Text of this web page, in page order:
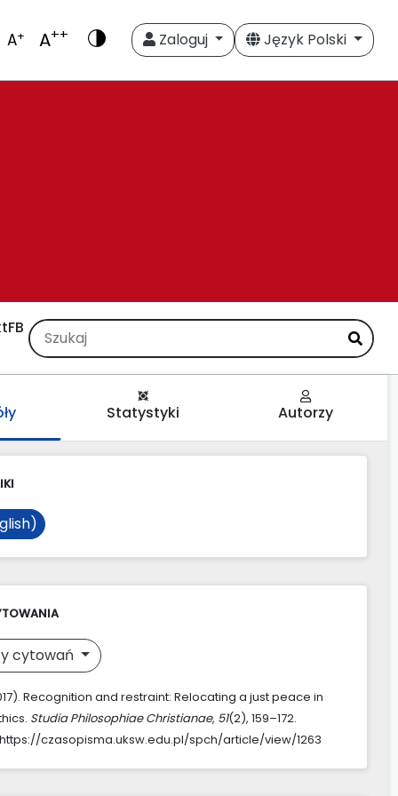
A+ A++ Zaloguj Język Polski
FB
Statystyki Autorzy
cytowań
Recognition and restraint: Relocating a just peace in
Studia Philosophiae Christianae, 51(2), 159–172.
czasopisma.uksw.edu.pl/spch/article/view/1263